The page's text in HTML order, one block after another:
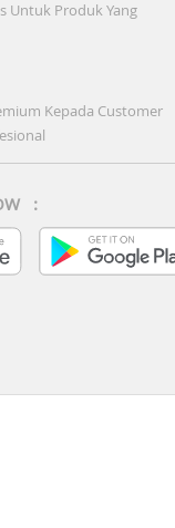
Untuk Produk Yang
Kepada Customer
: